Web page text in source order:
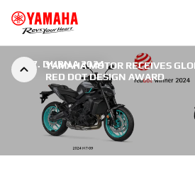
YAMAHA MOTOR RECEIVES
RED DOT DESIGN AWARD
17. DUBNA 2024